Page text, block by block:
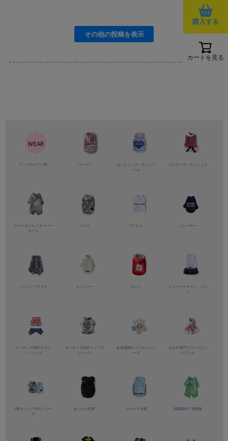
購入する
カートを見る
ドッグウェア一覧 パーカー タンクトップ／ キャミソ
ール
ワンピース／チュニック
カバーオール／ オーバー
オール
ベスト Tシャツ トレーナー
シャツ／ ブラウス カットソー コート
インナースカート・パン
ツ
マッチング対応スカー
ト・パンツ
マッチング対応トップス
シリーズ
多色展開 エブリデイシリ
ーズ
女の子専門ブランド ピン
クプリエ
2着セット／2in1シリー
ズ
あったか防寒 ひんやり冷感 抗菌素材／術後服